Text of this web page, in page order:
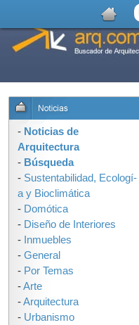
- Noticias de
Arquitectura
- Búsqueda
- Sustentabilidad, Ecologí­
a y Bioclimática
- Domótica
- Diseño de Interiores
- Inmuebles
- General
- Por Temas
-Arte
-Arquitectura
- Urbanismo